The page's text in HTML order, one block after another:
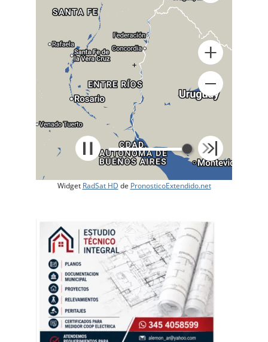
+
Widget RadSat HD de PronosticoExtendido.net